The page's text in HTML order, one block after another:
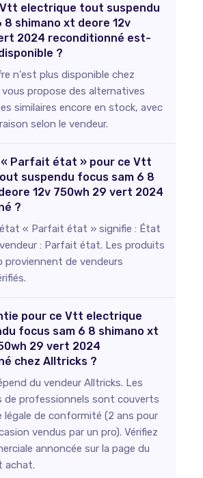
electrique tout suspendu
8 shimano xt deore 12v
2024 reconditionné est-
?
n'est plus disponible chez
propose des alternatives
similaires encore en stock, avec
selon le vendeur.
« Parfait état » pour ce Vtt
suspendu focus sam 6 8
12v 750wh 29 vert 2024
?
« Parfait état » signifie : État
: Parfait état. Les produits
proviennent de vendeurs
pour ce Vtt electrique
focus sam 6 8 shimano xt
29 vert 2024
chez Alltricks ?
du vendeur Alltricks. Les
de professionnels sont couverts
légale de conformité (2 ans pour
vendus par un pro). Vérifiez
annoncée sur la page du
achat.